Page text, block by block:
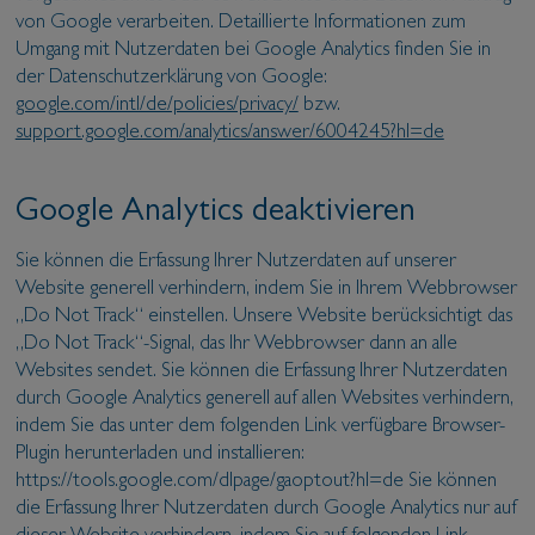
von Google verarbeiten. Detaillierte Informationen zum
Umgang mit Nutzerdaten bei Google Analytics finden Sie in
der Datenschutzerklärung von Google:
google.com/intl/de/policies/privacy/ bzw.
support.google.com/analytics/answer/6004245?hl=de
Google Analytics deaktivieren
Sie können die Erfassung Ihrer Nutzerdaten auf unserer
Website generell verhindern, indem Sie in Ihrem Webbrowser
„Do Not Track“ einstellen. Unsere Website berücksichtigt das
„Do Not Track“-Signal, das Ihr Webbrowser dann an alle
Websites sendet. Sie können die Erfassung Ihrer Nutzerdaten
durch Google Analytics generell auf allen Websites verhindern,
indem Sie das unter dem folgenden Link verfügbare Browser-
Plugin herunterladen und installieren:
https://tools.google.com/dlpage/gaoptout?hl=de Sie können
die Erfassung Ihrer Nutzerdaten durch Google Analytics nur auf